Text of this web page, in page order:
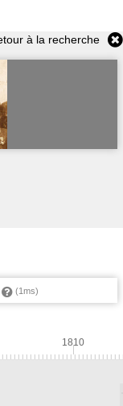
à la recherche
(1ms)
1810